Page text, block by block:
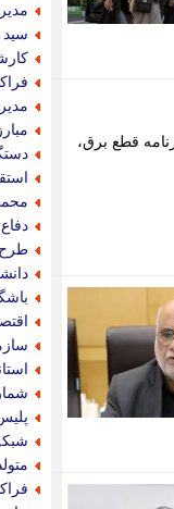
با اطلاع از برنامه قطع برق،
سید
شماره 10